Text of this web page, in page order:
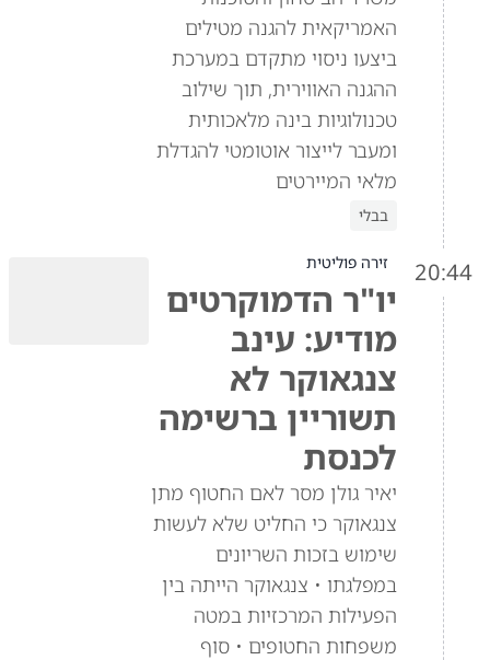
האמריקאית להגנה מטילים
ביצעו ניסוי מתקדם במערכת
ההגנה האווירית, תוך שילוב
טכנולוגיות בינה מלאכותית
ומעבר לייצור אוטומטי להגדלת
מלאי המיירטים
בבלי
20:44 זירה פוליטית
יו"ר הדמוקרטים
מודיע: עינב
צנגאוקר לא
תשוריין ברשימה
לכנסת
יאיר גולן מסר לאם החטוף מתן
צנגאוקר כי החליט שלא לעשות
שימוש בזכות השריונים
במפלגתו • צנגאוקר הייתה בין
הפעילות המרכזיות במטה
משפחות החטופים • סוף